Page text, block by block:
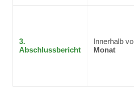
3.
Abschlussbericht
Innerhalb
Monat